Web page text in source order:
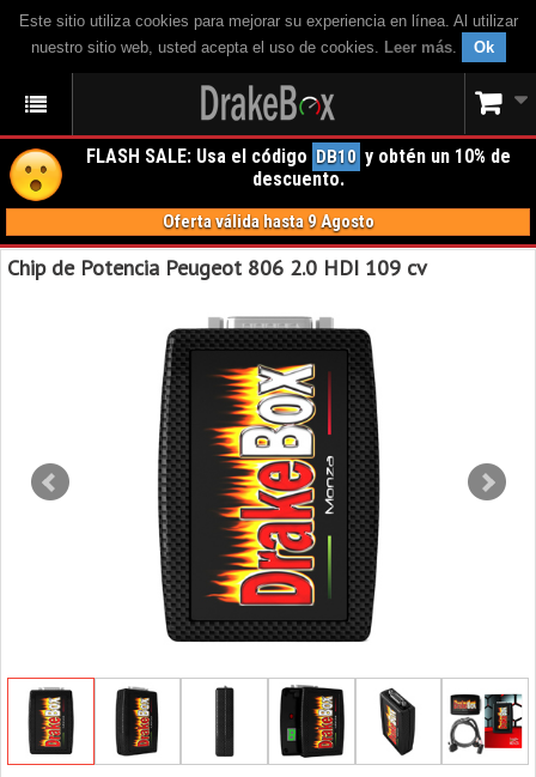
Este sitio utiliza cookies para mejorar su experiencia en línea. Al utilizar
nuestro sitio web, usted acepta el uso de cookies. Leer más. Ok
FLASH SALE: Usa el código DB10 y obtén un 10% de
descuento.
Oferta válida hasta 9 Agosto
Chip de Potencia Peugeot 806 2.0 HDI 109 cv